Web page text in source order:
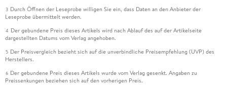
3 Durch Öffnen der Leseprobe willigen Sie ein, dass Daten an den Anbieter der
Leseprobe übermittelt werden.
4 Der gebundene Preis dieses Artikels wird nach Ablauf des auf der Artikelseite
dargestellten Datums vom Verlag angehoben.
5 Der Preisvergleich bezieht sich auf die unverbindliche Preisempfehlung (UVP) des
Herstellers.
6 Der gebundene Preis dieses Artikels wurde vom Verlag gesenkt. Angaben zu
Preissenkungen beziehen sich auf den vorherigen Preis.